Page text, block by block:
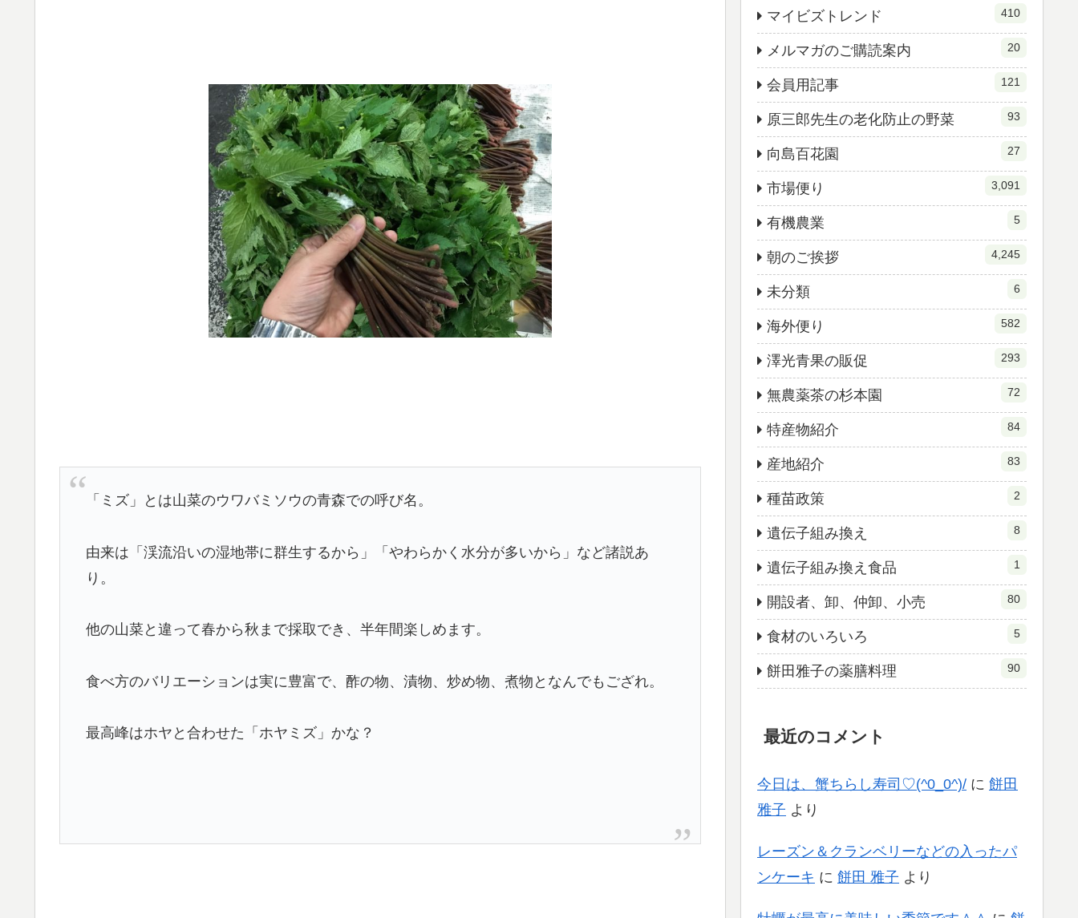
「ミズ」とは山菜のウワバミソウの青森での呼び名。
由来は「渓流沿いの湿地帯に群生するから」「やわらかく水分が多いから」など諸説あ
り。
他の山菜と違って春から秋まで採取でき、半年間楽しめます。
食べ方のバリエーションは実に豊富で、酢の物、漬物、炒め物、煮物となんでもござれ。
最高峰はホヤと合わせた「ホヤミズ」かな？
マイビズトレンド 410
メルマガのご購読案内 20
会員用記事 121
原三郎先生の老化防止の野菜 93
向島百花園 27
市場便り 3,091
有機農業 5
朝のご挨拶 4,245
未分類 6
海外便り 582
澤光青果の販促 293
無農薬茶の杉本園 72
特産物紹介 84
産地紹介 83
種苗政策 2
遺伝子組み換え 8
遺伝子組み換え食品 1
開設者、卸、仲卸、小売 80
食材のいろいろ 5
餅田雅子の薬膳料理 90
最近のコメント
今日は、蟹ちらし寿司♡(^0_0^)/ に 餅田
雅子 より
レーズン＆クランベリーなどの入ったパ
ンケーキ に 餅田 雅子 より